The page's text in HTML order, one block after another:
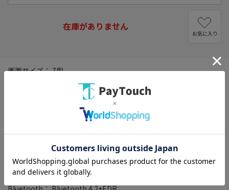
在庫がありません
お気に入り
画面サイズ： 7型
タイプ： 180mmモデル
設置タイプ： 一体型(2DIN)
記録メディアタイプ： メモリ
タッチパネル種類： 静電式
地図データ： MapFan
TVチューナー： フルセグ(地デジ)
4x4地デジチューナー： ○
バックカメラ： 別売